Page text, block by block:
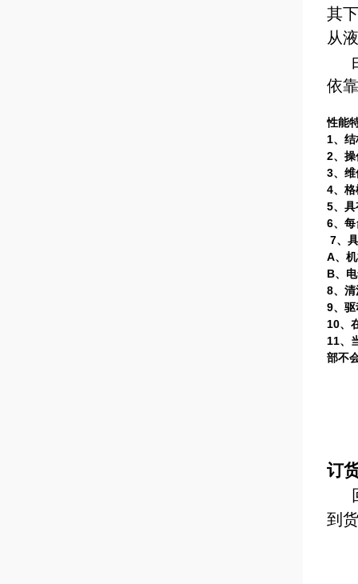
其
从
依
性能
1、
2、
3、
4、
5、
6、
7、
A、
B、
8、
9、
10、
11、
部不
订
到